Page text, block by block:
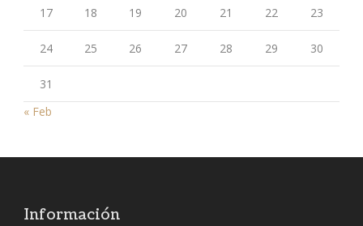
17 18 19 20 21 22 23
24 25 26 27 28 29 30
31
« Feb
Información